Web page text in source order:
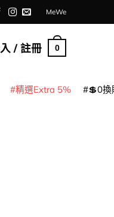
MeWe
/ 註冊 0
精選Extra 5% 💲0換